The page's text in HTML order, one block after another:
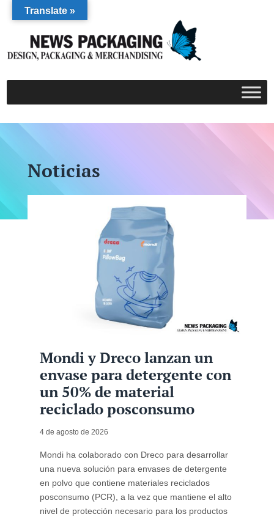
Noticias
Mondi y Dreco lanzan un
envase para detergente con
un 50% de material
reciclado posconsumo
4 de agosto de 2026
Mondi ha colaborado con Dreco para desarrollar
una nueva solución para envases de detergente
en polvo que contiene materiales reciclados
posconsumo (PCR), a la vez que mantiene el alto
nivel de protección necesario para los productos
Translate »